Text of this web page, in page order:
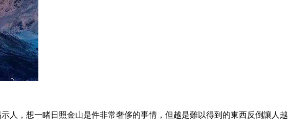
人，想一睹日照金山是件非常奢侈的事情，但越是難以得到的東西反倒讓人越